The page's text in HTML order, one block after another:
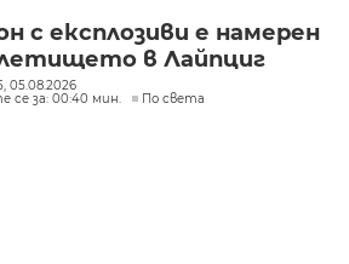
с експлозиви е намерен
в Лайпциг
05.08.2026
се за: 00:40 мин.
По света